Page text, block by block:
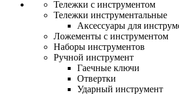
Тележки с инструментом
Тележки инструментальные
Аксессуары для
Ложементы с инструментом
Наборы инструментов
Ручной инструмент
Гаечные ключи
Отвертки
Ударный инструмент